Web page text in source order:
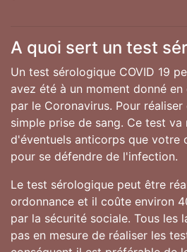
A quoi sert un test
Un test sérologique COVID 19
avez été à un moment donné
par le Coronavirus. Pour
simple prise de sang. Ce test va
d'éventuels anticorps que votre
pour se défendre de l'infection.
Le test sérologique peut être
ordonnance et il coûte environ
par la sécurité sociale. Tous les
pas en mesure de réaliser les